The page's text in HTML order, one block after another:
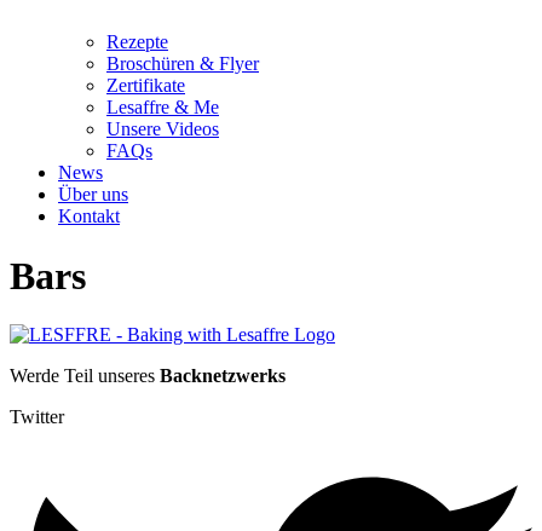
Rezepte
Broschüren & Flyer
Zertifikate
Lesaffre & Me
Unsere Videos
FAQs
News
Über uns
Kontakt
Bars
Werde Teil unseres Backnetzwerks
Twitter